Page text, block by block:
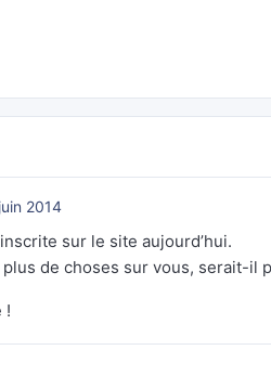
2014
sur le site aujourd’hui.
plus de choses sur vous, serait-il
!